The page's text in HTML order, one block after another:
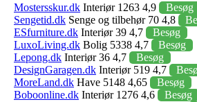
Mostersskur.dk Interiør 1263 4,9
Besøg
Sengetid.dk Senge og tilbehør 70 4,8
ESfurniture.dk Interiør 39 4,7
Besøg
LuxoLiving.dk Bolig 5338 4,7
Besøg
Lepong.dk Interiør 36 4,7
Besøg
DesignGaragen.dk Interiør 519 4,7
MoreLand.dk Have 5148 4,65
Besøg
Boboonline.dk Interiør 1276 4,6
Besøg